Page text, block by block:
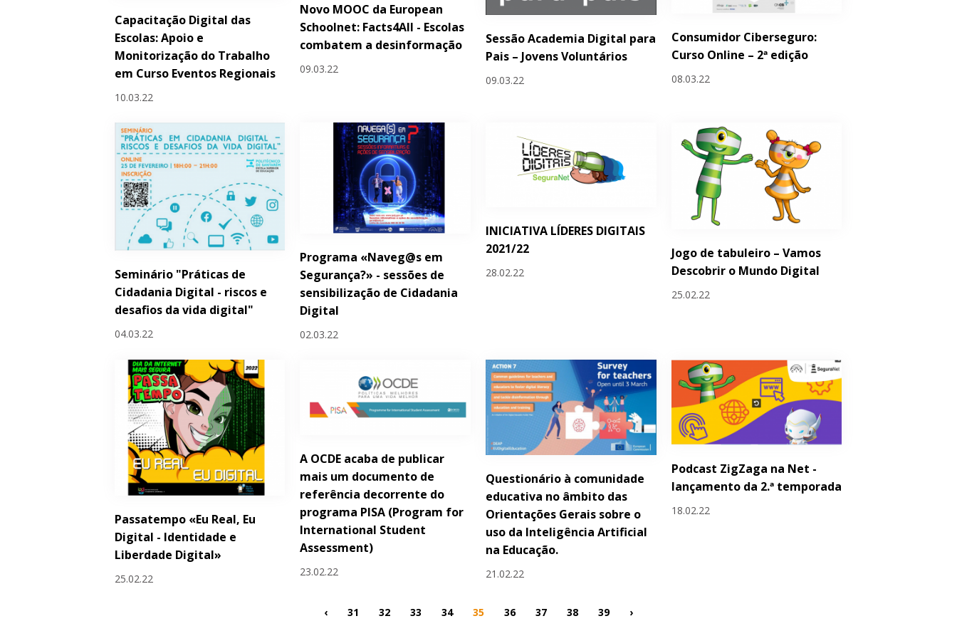
Capacitação Digital das
Escolas: Apoio e
Monitorização do Trabalho
em Curso Eventos Regionais
10.03.22
Novo MOOC da European
Schoolnet: Facts4All - Escolas
combatem a desinformação
09.03.22
Sessão Academia Digital para
Pais – Jovens Voluntários
09.03.22
Consumidor Ciberseguro:
Curso Online – 2ª edição
08.03.22
Seminário "Práticas de
Cidadania Digital - riscos e
desafios da vida digital"
04.03.22
Programa «Naveg@s em
Segurança?» - sessões de
sensibilização de Cidadania
Digital
02.03.22
INICIATIVA LÍDERES DIGITAIS
2021/22
28.02.22
Jogo de tabuleiro – Vamos
Descobrir o Mundo Digital
25.02.22
Passatempo «Eu Real, Eu
Digital - Identidade e
Liberdade Digital»
25.02.22
A OCDE acaba de publicar
mais um documento de
referência decorrente do
programa PISA (Program for
International Student
Assessment)
23.02.22
Questionário à comunidade
educativa no âmbito das
Orientações Gerais sobre o
uso da Inteligência Artificial
na Educação.
21.02.22
Podcast ZigZaga na Net -
lançamento da 2.ª temporada
18.02.22
‹ 31 32 33 34 35 36 37 38 39 ›